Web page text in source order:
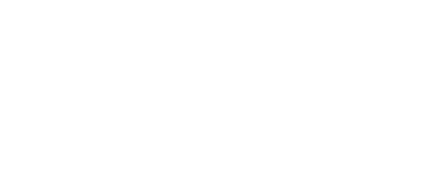
unermüdlichen Einsatz für unsere
rahmen lassen.